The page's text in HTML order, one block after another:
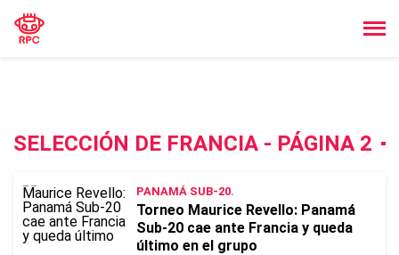
SELECCIÓN DE FRANCIA - PÁGINA 2
PANAMÁ SUB-20.
Torneo Maurice Revello: Panamá
Sub-20 cae ante Francia y queda
último en el grupo